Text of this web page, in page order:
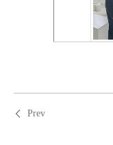
Prev